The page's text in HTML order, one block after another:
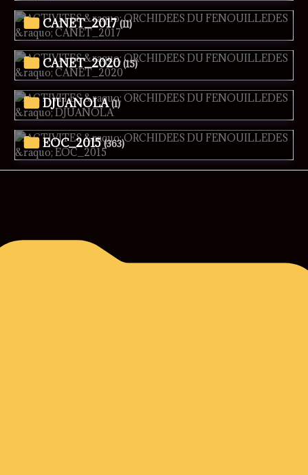
CANET_2017 (11)
CANET_2020 (15)
DJUANOLA (1)
EOC_2015 (363)